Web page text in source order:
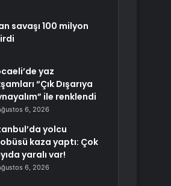
savaşı 100 milyon
yaz
“Çık Dışarıya
ile renklendi
6, 2026
yolcu
kaza yaptı: Çok
yaralı var!
6, 2026